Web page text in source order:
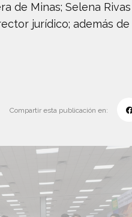
de Minas; Selena Rivas
jurídico; además de
Compartir esta publicación en: